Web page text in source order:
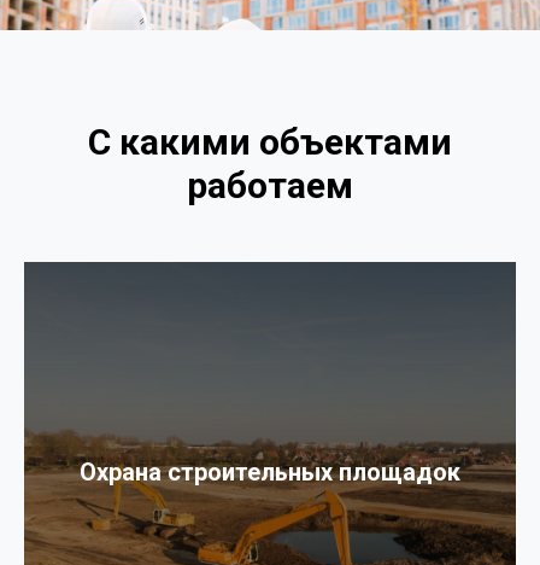
С какими объектами
работаем
Охрана строительных площадок